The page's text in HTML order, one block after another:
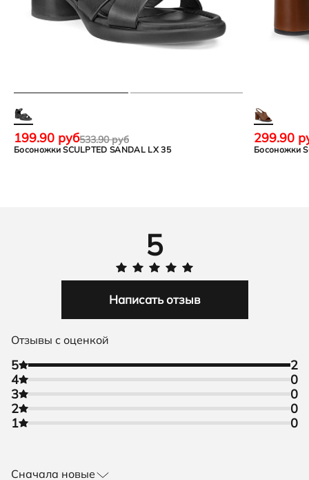
Босоножки SCULPTED SANDAL LX 35
533.90 руб
199.90 руб
Босоножки
299.90
5
Написать отзыв
Отзывы с оценкой
5
2
4
0
3
0
2
0
1
0
Сначала новые